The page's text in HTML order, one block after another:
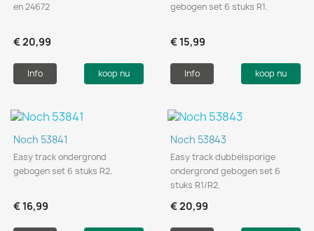
en 24672
€ 20,99
Info koop nu
gebogen set 6 stuks R1.
€ 15,99
Info koop nu
Noch 53841
Easy track ondergrond
gebogen set 6 stuks R2.
€ 16,99
Noch 53843
Easy track dubbelsporige
ondergrond gebogen set 6
stuks R1/R2.
€ 20,99